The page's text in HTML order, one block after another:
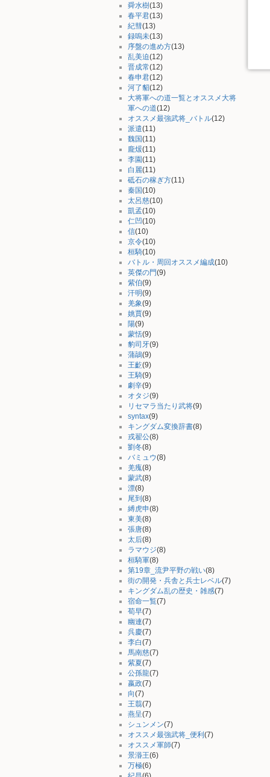
舜水樹(13)
春平君(13)
紀彗(13)
録嗚未(13)
序盤の進め方(13)
乱美迫(12)
晋成常(12)
春申君(12)
河了貂(12)
大将軍への道一覧とオススメ大将
軍への道(12)
オススメ最強武将_バトル(12)
派遣(11)
魏国(11)
龐煖(11)
李園(11)
白麗(11)
砥石の稼ぎ方(11)
秦国(10)
太呂慈(10)
凱孟(10)
仁凹(10)
信(10)
京令(10)
桓騎(10)
バトル・周回オススメ編成(10)
英傑の門(9)
紫伯(9)
汗明(9)
羌象(9)
姚賈(9)
陽(9)
蒙恬(9)
豹司牙(9)
蒲鶮(9)
王齕(9)
王騎(9)
劇辛(9)
オタジ(9)
リセマラ当たり武将(9)
syntax(9)
キングダム変換辞書(8)
戎翟公(8)
劉冬(8)
バミュウ(8)
羌瘣(8)
蒙武(8)
漂(8)
尾到(8)
縛虎申(8)
東美(8)
張唐(8)
太后(8)
ラマウジ(8)
桓騎軍(8)
第19章_流尹平野の戦い(8)
街の開発・兵舎と兵士レベル(7)
キングダム乱の歴史・雑感(7)
宿命一覧(7)
荀早(7)
幽連(7)
呉慶(7)
李白(7)
馬南慈(7)
紫夏(7)
公孫龍(7)
嬴政(7)
向(7)
王翦(7)
燕呈(7)
シュンメン(7)
オススメ最強武将_便利(7)
オススメ軍師(7)
景湣王(6)
万極(6)